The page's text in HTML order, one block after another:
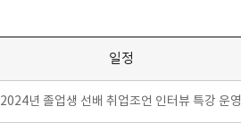
일정
2024년 졸업생 선배 취업조언 인터뷰 특강 운영